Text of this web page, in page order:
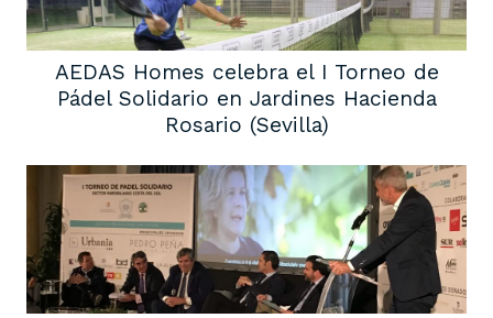
AEDAS Homes celebra el I Torneo de
Pádel Solidario en Jardines Hacienda
Rosario (Sevilla)